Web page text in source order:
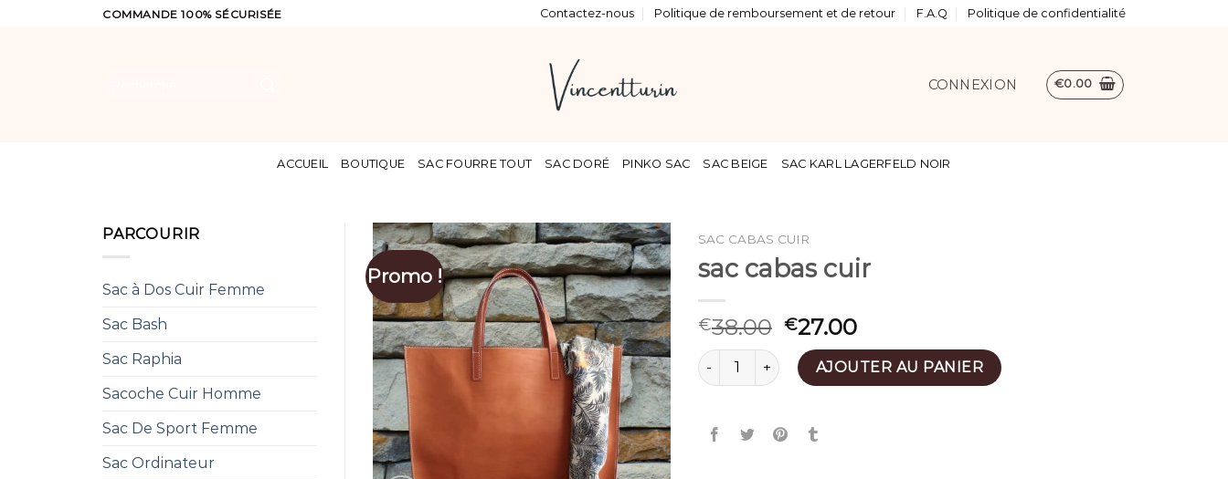
COMMANDE 100% SÉCURISÉE Contactez-nous Politique de remboursement et de retour F.A.Q Politique de confidentialité
CONNEXION €0.00
ACCUEIL BOUTIQUE SAC FOURRE TOUT SAC DORÉ PINKO SAC SAC BEIGE SAC KARL LAGERFELD NOIR
PARCOURIR
Sac à Dos Cuir Femme
Sac Bash
Sac Raphia
Sacoche Cuir Homme
Sac De Sport Femme
Sac Ordinateur
Promo !
SAC CABAS CUIR
sac cabas cuir
€38.00 €27.00
quantité de sac cabas cuirAJOUTER AU PANIER